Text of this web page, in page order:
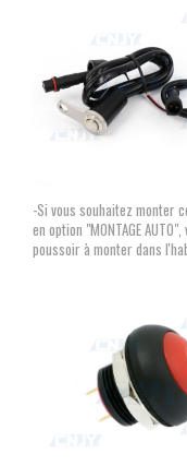
-Si vous souhaitez monter
en option "MONTAGE
poussoir à monter dans